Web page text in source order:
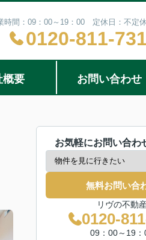
時間：09：00～19：00 定休日：不定休
0120-811-731
概要 お問い合わせ
お気軽にお問い合わ
無料お問い合
リヴの不動
0120-
09：00～19：